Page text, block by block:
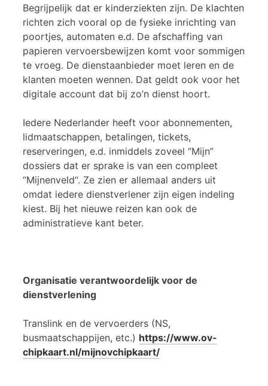
Begrijpelijk dat er kinderziekten zijn. De klachten
richten zich vooral op de fysieke inrichting van
poortjes, automaten e.d. De afschaffing van
papieren vervoersbewijzen komt voor sommigen
te vroeg. De dienstaanbieder moet leren en de
klanten moeten wennen. Dat geldt ook voor het
digitale account dat bij zo’n dienst hoort.
Iedere Nederlander heeft voor abonnementen,
lidmaatschappen, betalingen, tickets,
reserveringen, e.d. inmiddels zoveel “Mijn”
dossiers dat er sprake is van een compleet
“Mijnenveld“. Ze zien er allemaal anders uit
omdat iedere dienstverlener zijn eigen indeling
kiest. Bij het nieuwe reizen kan ook de
administratieve kant beter.
Organisatie verantwoordelijk voor de
dienstverlening
Translink en de vervoerders (NS,
busmaatschappijen, etc.) https://www.ov-
chipkaart.nl/mijnovchipkaart/